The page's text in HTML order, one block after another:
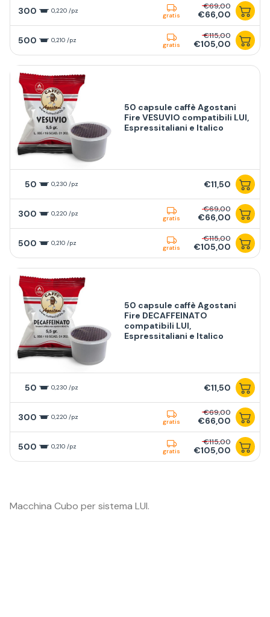
300 0,220 /pz
gratis
€69,00
€66,00
500 0,210 /pz
gratis
€115,00
€105,00
50 capsule caffè Agostani
Fire VESUVIO compatibili LUI,
Espressitaliani e Italico
50 0,230 /pz €11,50
300 0,220 /pz
gratis
€69,00
€66,00
500 0,210 /pz
gratis
€115,00
€105,00
50 capsule caffè Agostani
Fire DECAFFEINATO
compatibili LUI,
Espressitaliani e Italico
50 0,230 /pz €11,50
300 0,220 /pz
gratis
€69,00
€66,00
500 0,210 /pz
gratis
€115,00
€105,00
Macchina Cubo per sistema LUI.